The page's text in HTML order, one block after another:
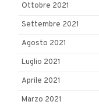
Ottobre 2021
Settembre 2021
Agosto 2021
Luglio 2021
Aprile 2021
Marzo 2021